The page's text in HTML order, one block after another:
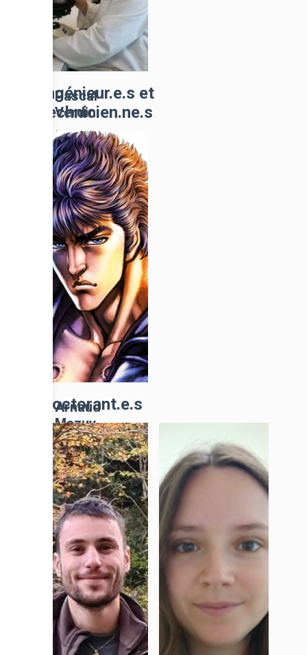
Pascal
Verdin
Inrap
Ingénieur.e.s et
technicien.ne.s
Arnaud
Mazuy
IE, CNRS
Doctorant.e.s